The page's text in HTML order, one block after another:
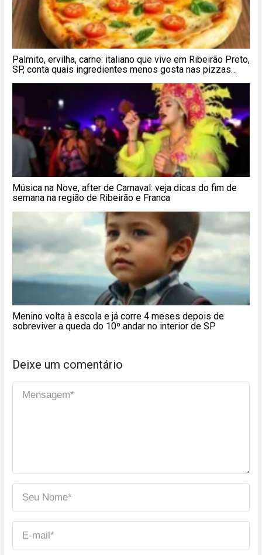
Palmito, ervilha, carne: italiano que vive em Ribeirão Preto,
SP, conta quais ingredientes menos gosta nas pizzas
Música na Nove, after de Carnaval: veja dicas do fim de
semana na região de Ribeirão e Franca
Menino volta à escola e já corre 4 meses depois de
sobreviver a queda do 10º andar no interior de SP
Deixe um comentário